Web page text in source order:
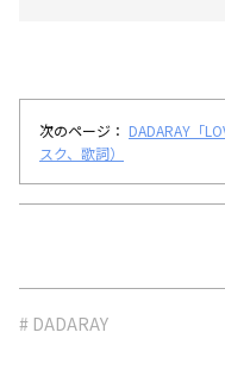
次のページ： DADARAY「
スク、歌詞）
# DADARAY